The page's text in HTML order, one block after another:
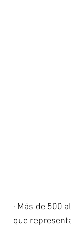
· Más de 500
que